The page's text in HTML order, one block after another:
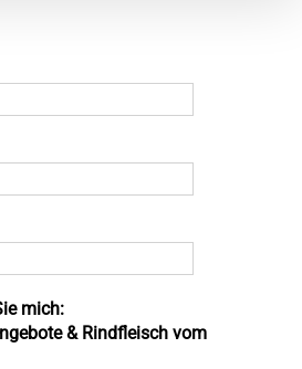
mich:
& Rindfleisch vom